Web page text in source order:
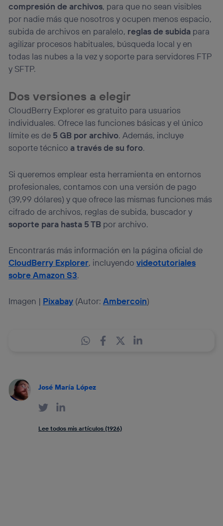
compresión de archivos, para que no sean visibles
por nadie más que nosotros y ocupen menos espacio,
subida de archivos en paralelo, reglas de subida para
agilizar procesos habituales, búsqueda local y en
todas las nubes a la vez y soporte para servidores FTP
y SFTP.
Dos versiones a elegir
CloudBerry Explorer es gratuito para usuarios
individuales. Ofrece las funciones básicas y el único
límite es de 5 GB por archivo. Además, incluye
soporte técnico a través de su foro.
Si queremos emplear esta herramienta en entornos
profesionales, contamos con una versión de pago
(39,99 dólares) y que ofrece las mismas funciones más
cifrado de archivos, reglas de subida, buscador y
soporte para hasta 5 TB por archivo.
Encontrarás más información en la página oficial de
CloudBerry Explorer, incluyendovideotutoriales
sobre Amazon S3.
Imagen | Pixabay (Autor:Ambercoin)
José María López
Lee todos mis artículos (1926)